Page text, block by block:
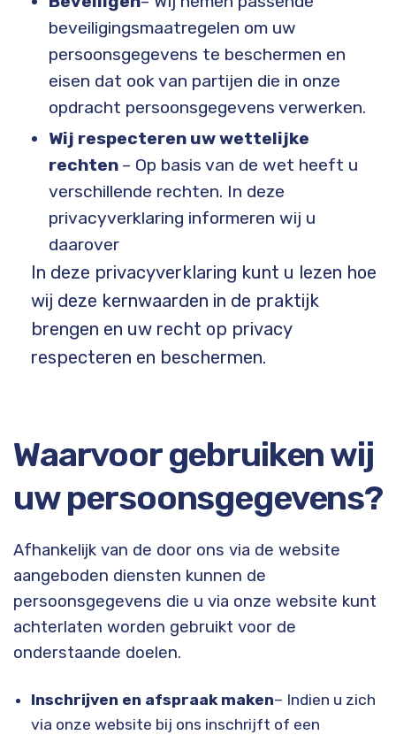
beveiligingsmaatregelen om uw
persoonsgegevens te beschermen en
eisen dat ook van partijen die in onze
opdracht persoonsgegevens verwerken.
Wij respecteren uw wettelijke
rechten – Op basis van de wet heeft u
verschillende rechten. In deze
privacyverklaring informeren wij u
daarover
In deze privacyverklaring kunt u lezen hoe
wij deze kernwaarden in de praktijk
brengen en uw recht op privacy
respecteren en beschermen.
Waarvoor gebruiken wij
uw persoonsgegevens?
Afhankelijk van de door ons via de website
aangeboden diensten kunnen de
persoonsgegevens die u via onze website kunt
achterlaten worden gebruikt voor de
onderstaande doelen.
Inschrijven en afspraak maken– Indien u zich
via onze website bij ons inschrijft of een